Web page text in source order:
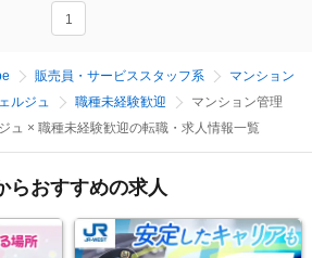
1
販売員・サービススタッフ系
マンション
ルジュ
職種未経験歓迎
マンション管理
ュ × 職種未経験歓迎の転職・求人情報一覧
らおすすめの求人